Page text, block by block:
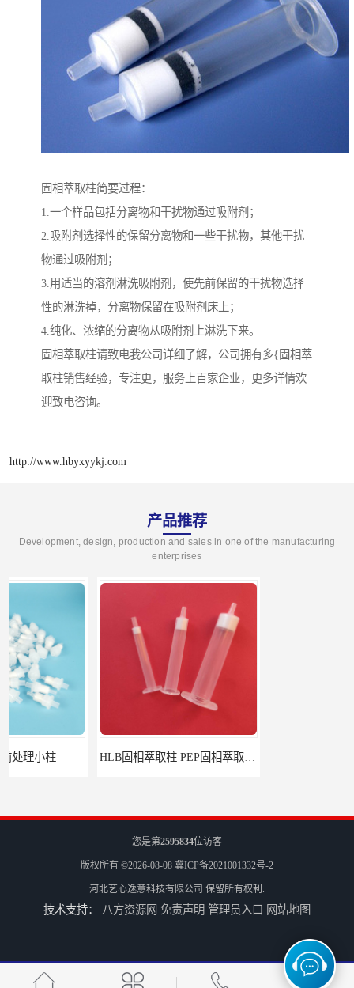
固相萃取柱简要过程：
1.一个样品包括分离物和干扰物通过吸附剂；
2.吸附剂选择性的保留分离物和一些干扰物，其他干扰
物通过吸附剂；
3.用适当的溶剂淋洗吸附剂，使先前保留的干扰物选择
性的淋洗掉，分离物保留在吸附剂床上；
4.纯化、浓缩的分离物从吸附剂上淋洗下来。
固相萃取柱请致电我公司详细了解，公司拥有多{固相萃
取柱销售经验，专注更，服务上百家企业，更多详情欢
迎致电咨询。
http://www.hbyxyykj.com
产品推荐
Development, design, production and sales in one of the manufacturing
enterprises
HLB固相萃取柱 PEP固相萃取柱 PLS固相萃取柱
您是第2595834位访客
版权所有 ©2026-08-08 冀ICP备2021001332号-2
河北艺心逸意科技有限公司 保留所有权利.
技术支持： 八方资源网 免责声明 管理员入口 网站地图